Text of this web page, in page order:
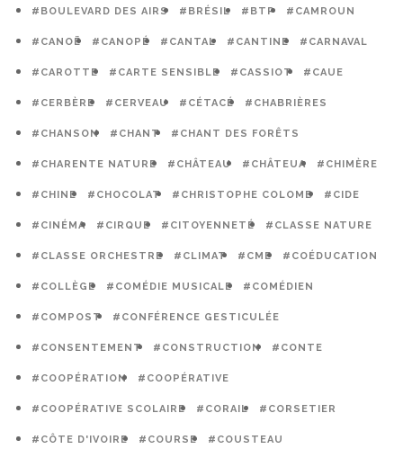
#BOULEVARD DES AIRS #BRÉSIL #BTP #CAMROUN
#CANOË #CANOPÉ #CANTAL #CANTINE #CARNAVAL
#CAROTTE #CARTE SENSIBLE #CASSIOT #CAUE
#CERBÈRE #CERVEAU #CÉTACÉ #CHABRIÈRES
#CHANSON #CHANT #CHANT DES FORÊTS
#CHARENTE NATURE #CHÂTEAU #CHÂTEUA #CHIMÈRE
#CHINE #CHOCOLAT #CHRISTOPHE COLOMB #CIDE
#CINÉMA #CIRQUE #CITOYENNETÉ #CLASSE NATURE
#CLASSE ORCHESTRE #CLIMAT #CME #COÉDUCATION
#COLLÈGE #COMÉDIE MUSICALE #COMÉDIEN
#COMPOST #CONFÉRENCE GESTICULÉE
#CONSENTEMENT #CONSTRUCTION #CONTE
#COOPÉRATION #COOPÉRATIVE
#COOPÉRATIVE SCOLAIRE #CORAIL #CORSETIER
#CÔTE D'IVOIRE #COURSE #COUSTEAU